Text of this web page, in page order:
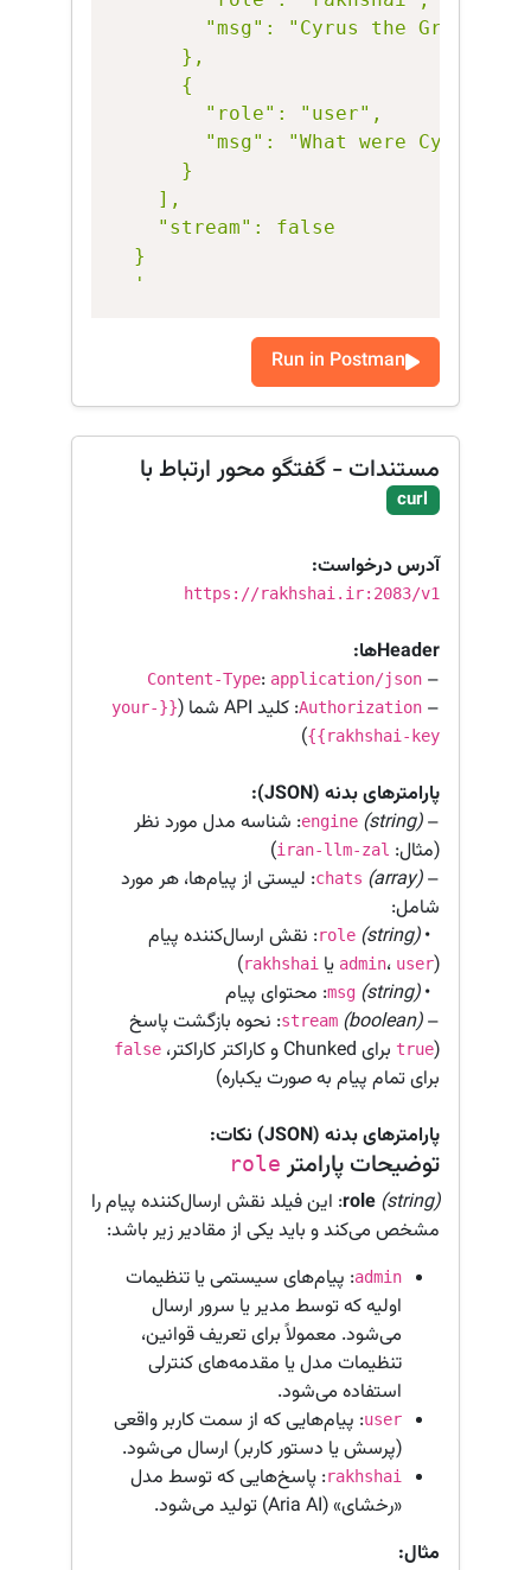
"msg": "Cyrus the Great
      },
      {
        "role": "user",
"msg": "What were Cyrus
      }
    ],
    "stream": false
  }
  '
Run in Postman
مستندات - گفتگو محور ارتباط با
curl
آدرس درخواست:
https://rakhshai.ir:2083/v1
Headerها:
–
Content-Type: application/json
–
Authorization: کلید API شما (
{{your-
rakhshai-key}}
)
پارامترهای بدنه (JSON):
–
engine (string)
: شناسه مدل مورد نظر
(مثال: iran-llm-zal
)
–
chats (array)
: لیستی از پیام‌ها، هر مورد
شامل:
•
role (string)
: نقش ارسال‌کننده پیام
(
admin، user یا rakhshai
)
•
msg (string)
: محتوای پیام
–
stream (boolean)
: نحوه بازگشت پاسخ
(
true برای Chunked و کاراکتر کاراکتر، false
برای تمام پیام به صورت یکباره)
پارامترهای بدنه (JSON) نکات:
توضیحات پارامتر role
role (string)
: این فیلد نقش ارسال‌کننده پیام را
مشخص می‌کند و باید یکی از مقادیر زیر باشد:
admin: پیام‌های سیستمی یا تنظیمات
اولیه که توسط مدیر یا سرور ارسال
می‌شود. معمولاً برای تعریف قوانین،
تنظیمات مدل یا مقدمه‌های کنترلی
استفاده می‌شود.
user: پیام‌هایی که از سمت کاربر واقعی
(پرسش یا دستور کاربر) ارسال می‌شود.
rakhshai: پاسخ‌هایی که توسط مدل
«رخشای» (Aria AI) تولید می‌شود.
مثال: